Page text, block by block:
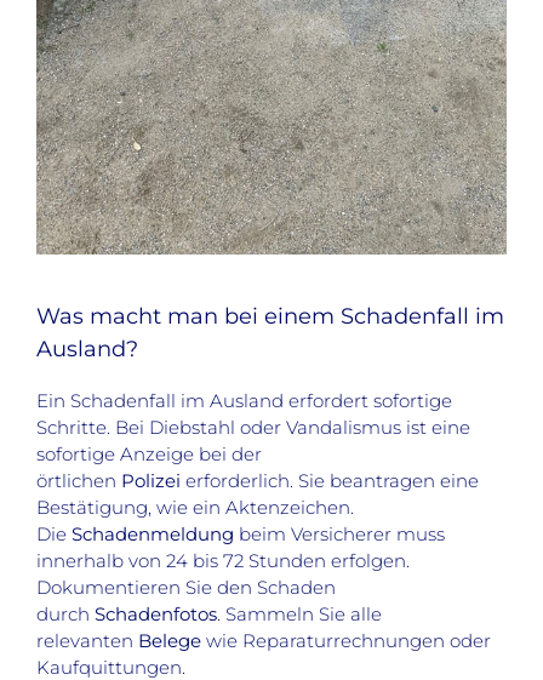
Was macht man bei einem Schadenfall im
Ausland?
Ein Schadenfall im Ausland erfordert sofortige
Schritte. Bei Diebstahl oder Vandalismus ist eine
sofortige Anzeige bei der
örtlichen Polizei erforderlich. Sie beantragen eine
Bestätigung, wie ein Aktenzeichen.
Die Schadenmeldung beim Versicherer muss
innerhalb von 24 bis 72 Stunden erfolgen.
Dokumentieren Sie den Schaden
durch Schadenfotos. Sammeln Sie alle
relevanten Belegewie Reparaturrechnungen oder
Kaufquittungen.